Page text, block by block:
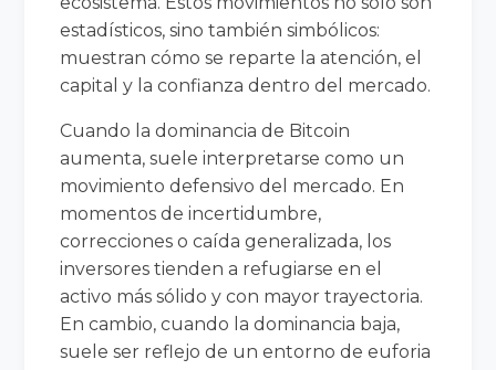
estadísticos, sino también simbólicos:
muestran cómo se reparte la atención, el
capital y la confianza dentro del mercado.
Cuando la dominancia de Bitcoin
aumenta, suele interpretarse como un
movimiento defensivo del mercado. En
momentos de incertidumbre,
correcciones o caída generalizada, los
inversores tienden a refugiarse en el
activo más sólido y con mayor trayectoria.
En cambio, cuando la dominancia baja,
suele ser reflejo de un entorno de euforia